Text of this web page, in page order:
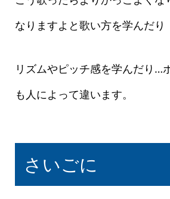
なりますよと歌い方を学んだり
リズムやピッチ感を学んだり…
も人によって違います。
さいごに